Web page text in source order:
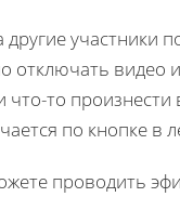
другие участники
отключать видео
что-то
по кнопке в
проводить